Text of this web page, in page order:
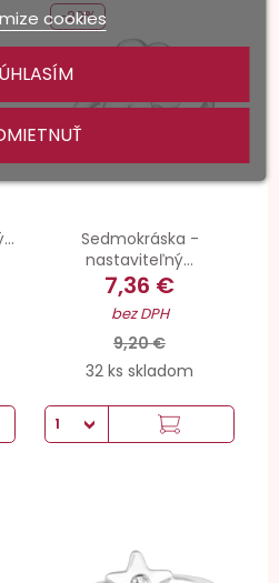
Sedmokráska -
nastaviteľný...
7,36 €
bez DPH
9,20 €
32 ks skladom
-20%
cookies